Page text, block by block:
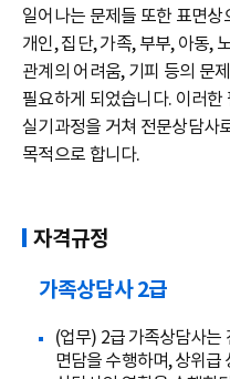
일어나는 문제들 또한 표면
개인, 집단, 가족, 부부, 아동,
관계의 어려움, 기피 등의 문
필요하게 되었습니다. 이러
실기과정을 거쳐 전문상담사
목적으로 합니다.
자격규정
가족상담사 2급
(업무) 2급 가족상담사는
면담을 수행하며, 상위급